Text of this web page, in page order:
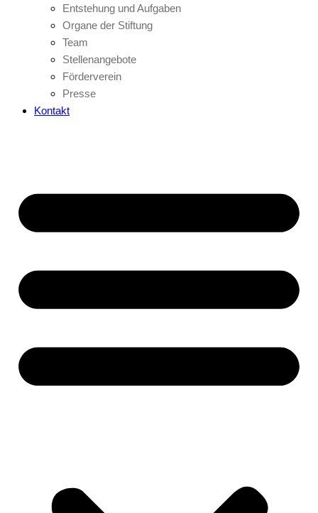
Entstehung und Aufgaben
Organe der Stiftung
Team
Stellenangebote
Förderverein
Presse
Kontakt